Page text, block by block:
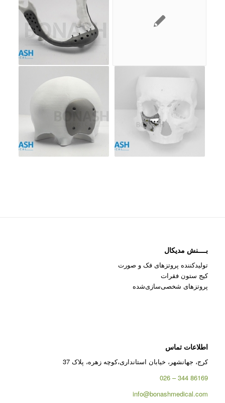
بــــنش مدیکال
تولیدکننده پروتزهای فک و صورت
کیج ستون فقرات
پروتزهای شخصی‌سازی‌شده
اطلاعات تماس
کرج، جهانشهر، خیابان استانداری،کوچه زهره، پلاک 37
86169 344 – 026
info@bonashmedical.com